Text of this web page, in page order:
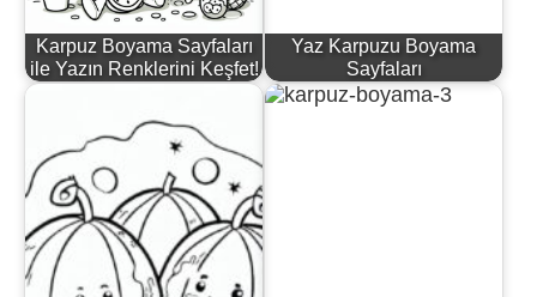
Karpuz Boyama Sayfaları
ile Yazın Renklerini Keşfet!
Yaz Karpuzu Boyama
Sayfaları